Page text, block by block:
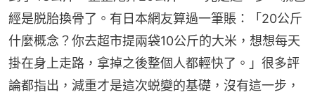
經是脱胎換骨了。有日本網友算過一筆賬：「20公斤
什麼概念？你去超市提兩袋10公斤的大米，想想每天
掛在身上走路，拿掉之後整個人都輕快了。」很多評
論都指出，減重才是這次蜕變的基礎，沒有這一步，